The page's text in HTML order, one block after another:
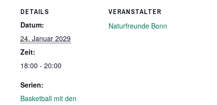
DETAILS
Datum:
24. Januar 2029
Zeit:
18:00 - 20:00
Serien:
Basketball mit den
VERANSTALTER
Naturfreunde Bonn